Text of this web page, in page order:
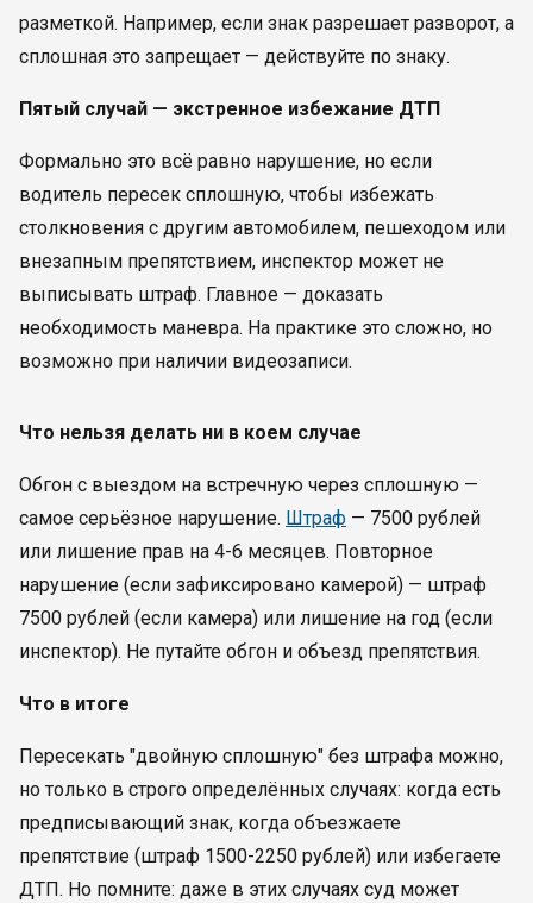
разметкой. Например, если знак разрешает разворот, а
сплошная это запрещает — действуйте по знаку.
Пятый случай — экстренное избежание ДТП
Формально это всё равно нарушение, но если
водитель пересек сплошную, чтобы избежать
столкновения с другим автомобилем, пешеходом или
внезапным препятствием, инспектор может не
выписывать штраф. Главное — доказать
необходимость маневра. На практике это сложно, но
возможно при наличии видеозаписи.
Что нельзя делать ни в коем случае
Обгон с выездом на встречную через сплошную —
самое серьёзное нарушение. Штраф — 7500 рублей
или лишение прав на 4-6 месяцев. Повторное
нарушение (если зафиксировано камерой) — штраф
7500 рублей (если камера) или лишение на год (если
инспектор). Не путайте обгон и объезд препятствия.
Что в итоге
Пересекать "двойную сплошную" без штрафа можно,
но только в строго определённых случаях: когда есть
предписывающий знак, когда объезжаете
препятствие (штраф 1500-2250 рублей) или избегаете
ДТП. Но помните: даже в этих случаях суд может